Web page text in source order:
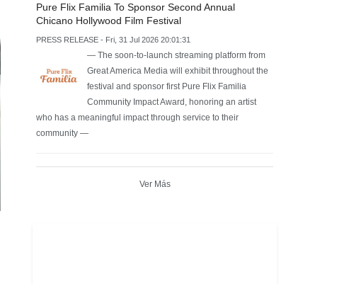
Pure Flix Familia To Sponsor Second Annual
Chicano Hollywood Film Festival
PRESS RELEASE - Fri, 31 Jul 2026 20:01:31
— The soon-to-launch streaming platform from
Great America Media will exhibit throughout the
festival and sponsor first Pure Flix Familia
Community Impact Award, honoring an artist
who has a meaningful impact through service to their
community —
Ver Más